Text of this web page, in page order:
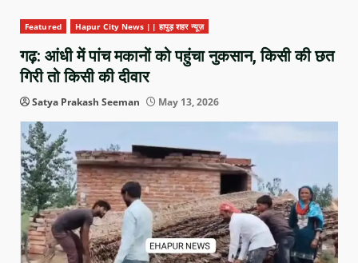
Featured Hapur City News || हापुड़ शहर न्यूज़
गढ़: आंधी में पांच मकानों को पहुंचा नुकसान, किसी की छत
गिरी तो किसी की दीवार
Satya Prakash Seeman May 13, 2026